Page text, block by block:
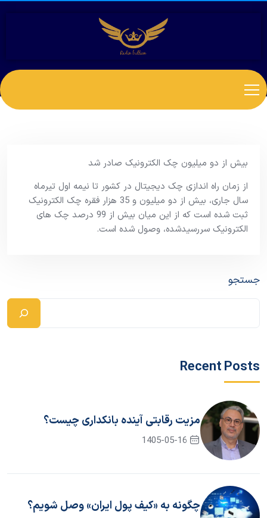
بیش از دو میلیون چک الکترونیک صادر شد
از زمان راه اندازی چک دیجیتال در کشور تا نیمه اول تیرماه
سال جاری، بیش از دو میلیون و 35 هزار فقره چک الکترونیک
ثبت شده است که از این میان بیش از 99 درصد چک های
الکترونیک سررسیدشده، وصول شده است.
جستجو
Recent Posts
مزیت رقابتی آینده بانکداری چیست؟
1405-05-16
چگونه به «کیف پول ایران» وصل شویم؟